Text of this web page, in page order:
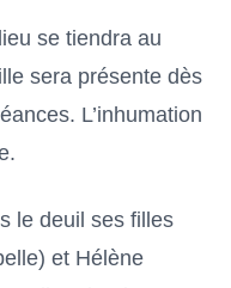
se tiendra au
sera présente dès
L’inhumation
le deuil ses filles
et Hélène